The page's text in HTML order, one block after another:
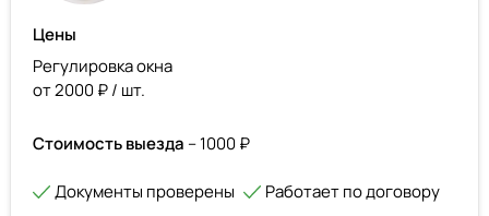
Цены
Регулировка окна
от 2000 ₽ / шт.
Стоимость выезда – 1000 ₽
Документы проверены Работает по договору